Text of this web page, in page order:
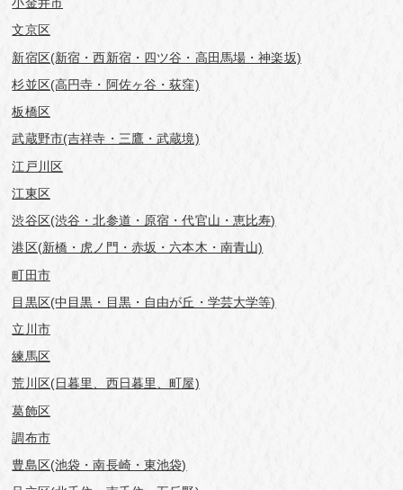
文京区
新宿区(新宿・西新宿・四ツ谷・高田馬場・神楽坂)
杉並区(高円寺・阿佐ヶ谷・荻窪)
板橋区
武蔵野市(吉祥寺・三鷹・武蔵境)
江戸川区
江東区
渋谷区(渋谷・北参道・原宿・代官山・恵比寿)
港区(新橋・虎ノ門・赤坂・六本木・南青山)
町田市
目黒区(中目黒・目黒・自由が丘・学芸⼤学等)
立川市
練馬区
荒川区(日暮里、西日暮里、町屋)
葛飾区
調布市
豊島区(池袋・南長崎・東池袋)